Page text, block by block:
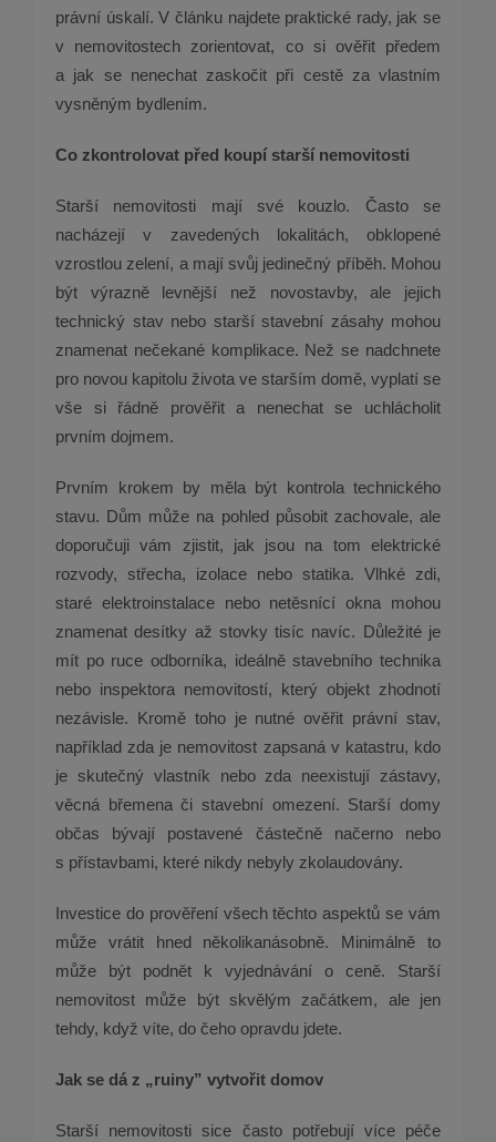
právní úskalí. V článku najdete praktické rady, jak se
v nemovitostech zorientovat, co si ověřit předem
a jak se nenechat zaskočit při cestě za vlastním
vysněným bydlením.
Co zkontrolovat před koupí starší nemovitosti
Starší nemovitosti mají své kouzlo. Často se
nacházejí v zavedených lokalitách, obklopené
vzrostlou zelení, a mají svůj jedinečný příběh. Mohou
být výrazně levnější než novostavby, ale jejich
technický stav nebo starší stavební zásahy mohou
znamenat nečekané komplikace. Než se nadchnete
pro novou kapitolu života ve starším domě, vyplatí se
vše si řádně prověřit a nenechat se uchlácholit
prvním dojmem.
Prvním krokem by měla být kontrola technického
stavu. Dům může na pohled působit zachovale, ale
doporučuji vám zjistit, jak jsou na tom elektrické
rozvody, střecha, izolace nebo statika. Vlhké zdi,
staré elektroinstalace nebo netěsnící okna mohou
znamenat desítky až stovky tisíc navíc. Důležité je
mít po ruce odborníka, ideálně stavebního technika
nebo inspektora nemovitostí, který objekt zhodnotí
nezávisle. Kromě toho je nutné ověřit právní stav,
například zda je nemovitost zapsaná v katastru, kdo
je skutečný vlastník nebo zda neexistují zástavy,
věcná břemena či stavební omezení. Starší domy
občas bývají postavené částečně načerno nebo
s přístavbami, které nikdy nebyly zkolaudovány.
Investice do prověření všech těchto aspektů se vám
může vrátit hned několikanásobně. Minimálně to
může být podnět k vyjednávání o ceně. Starší
nemovitost může být skvělým začátkem, ale jen
tehdy, když víte, do čeho opravdu jdete.
Jak se dá z „ruiny” vytvořit domov
Starší nemovitosti sice často potřebují více péče